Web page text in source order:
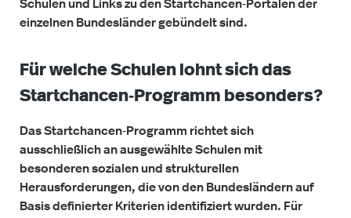
Schulen und Links zu den Startchancen‑Portalen der
einzelnen Bundesländer gebündelt sind.
Für welche Schulen lohnt sich das
Startchancen‑Programm besonders?
Das Startchancen‑Programm richtet sich
ausschließlich an ausgewählte Schulen mit
besonderen sozialen und strukturellen
Herausforderungen, die von den Bundesländern auf
Basis definierter Kriterien identifiziert wurden. Für